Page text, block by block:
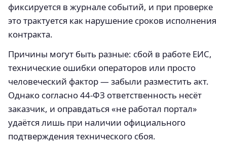
фиксируется в журнале событий, и при проверке
это трактуется как нарушение сроков исполнения
контракта.
Причины могут быть разные: сбой в работе ЕИС,
технические ошибки операторов или просто
человеческий фактор — забыли разместить акт.
Однако согласно 44‑ФЗ ответственность несёт
заказчик, и оправдаться «не работал портал»
удаётся лишь при наличии официального
подтверждения технического сбоя.